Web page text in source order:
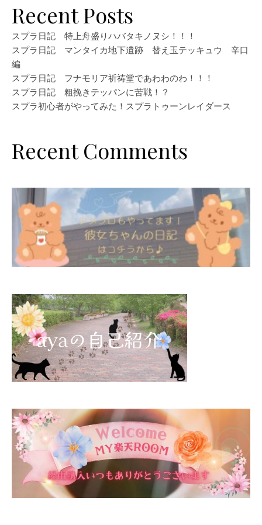
Recent Posts
スプラ日記 特上舟盛りハバタキノヌシ！！！
スプラ日記 マンタイカ地下遺跡 替え玉テッキュウ 辛口
編
スプラ日記 フナモリア祈祷堂であわわのわ！！！
スプラ日記 粗挽きテッパンに苦戦！？
スプラ初心者がやってみた！スプラトゥーンレイダース
Recent Comments